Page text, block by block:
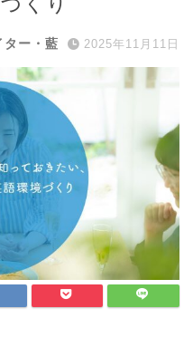
ター・藍 2025年11月11日